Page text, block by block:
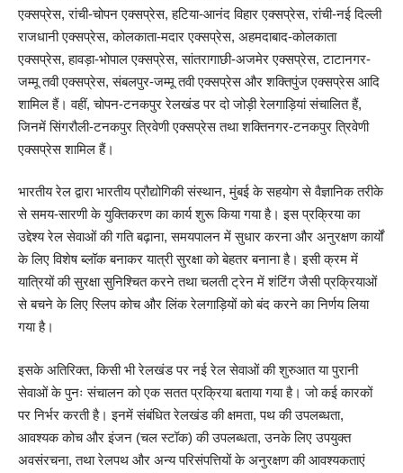
एक्सप्रेस, रांची-चोपन एक्सप्रेस, हटिया-आनंद विहार एक्सप्रेस, रांची-नई दिल्ली
राजधानी एक्सप्रेस, कोलकाता-मदार एक्सप्रेस, अहमदाबाद-कोलकाता
एक्सप्रेस, हावड़ा-भोपाल एक्सप्रेस, सांतरागाछी-अजमेर एक्सप्रेस, टाटानगर-
जम्मू तवी एक्सप्रेस, संबलपुर-जम्मू तवी एक्सप्रेस और शक्तिपुंज एक्सप्रेस आदि
शामिल हैं। वहीं, चोपन-टनकपुर रेलखंड पर दो जोड़ी रेलगाड़ियां संचालित हैं,
जिनमें सिंगरौली-टनकपुर त्रिवेणी एक्सप्रेस तथा शक्तिनगर-टनकपुर त्रिवेणी
एक्सप्रेस शामिल हैं।
भारतीय रेल द्वारा भारतीय प्रौद्योगिकी संस्थान, मुंबई के सहयोग से वैज्ञानिक तरीके
से समय-सारणी के युक्तिकरण का कार्य शुरू किया गया है। इस प्रक्रिया का
उद्देश्य रेल सेवाओं की गति बढ़ाना, समयपालन में सुधार करना और अनुरक्षण कार्यों
के लिए विशेष ब्लॉक बनाकर यात्री सुरक्षा को बेहतर बनाना है। इसी क्रम में
यात्रियों की सुरक्षा सुनिश्चित करने तथा चलती ट्रेन में शंटिंग जैसी प्रक्रियाओं
से बचने के लिए स्लिप कोच और लिंक रेलगाड़ियों को बंद करने का निर्णय लिया
गया है।
इसके अतिरिक्त, किसी भी रेलखंड पर नई रेल सेवाओं की शुरुआत या पुरानी
सेवाओं के पुनः संचालन को एक सतत प्रक्रिया बताया गया है। जो कई कारकों
पर निर्भर करती है। इनमें संबंधित रेलखंड की क्षमता, पथ की उपलब्धता,
आवश्यक कोच और इंजन (चल स्टॉक) की उपलब्धता, उनके लिए उपयुक्त
अवसंरचना, तथा रेलपथ और अन्य परिसंपत्तियों के अनुरक्षण की आवश्यकताएं